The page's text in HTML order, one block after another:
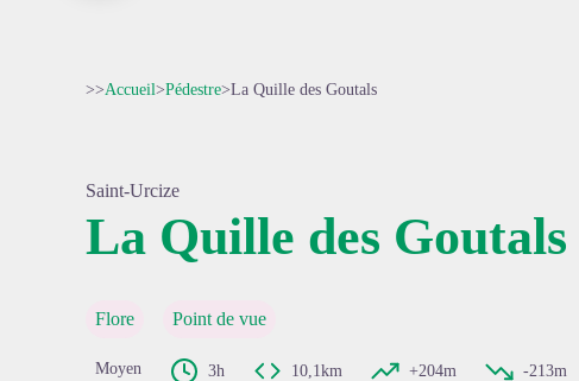
>>Accueil>Pédestre>La Quille des Goutals
Saint-Urcize
La Quille des Goutals
Flore Point de vue
Moyen 3h 10,1km +204m -213m